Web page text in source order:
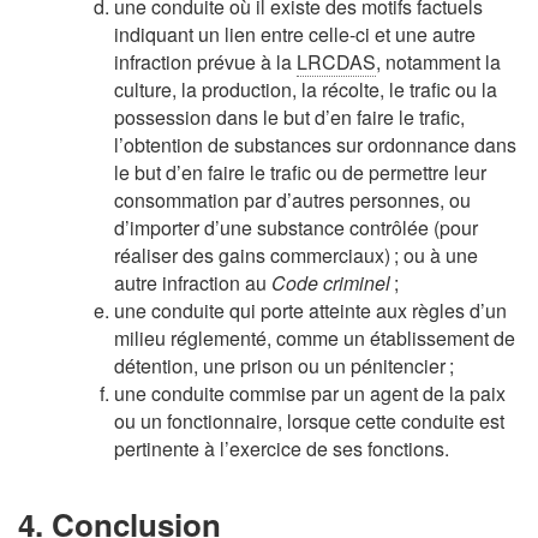
une conduite où il existe des motifs factuels
indiquant un lien entre celle-ci et une autre
infraction prévue à la LRCDAS, notamment la
culture, la production, la récolte, le trafic ou la
possession dans le but d’en faire le trafic,
l’obtention de substances sur ordonnance dans
le but d’en faire le trafic ou de permettre leur
consommation par d’autres personnes, ou
d’importer d’une substance contrôlée (pour
réaliser des gains commerciaux) ; ou à une
autre infraction au Code criminel;
une conduite qui porte atteinte aux règles d’un
milieu réglementé, comme un établissement de
détention, une prison ou un pénitencier ;
une conduite commise par un agent de la paix
ou un fonctionnaire, lorsque cette conduite est
pertinente à l’exercice de ses fonctions.
4. Conclusion